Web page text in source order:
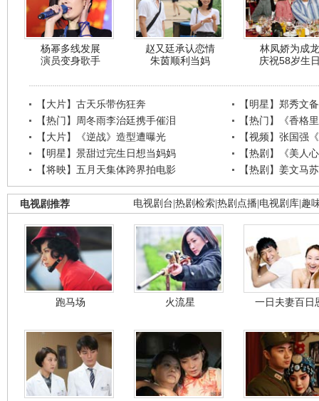
杨幂多线发展
演员变身歌手
赵又廷承认恋情
朱茵顺利当妈
林凤娇为成龙
庆祝58岁生
【大片】古天乐带伤狂奔
【明星】郑秀文
【热门】周冬雨李治廷携手催泪
【热门】《香格
【大片】《逆战》造型遭曝光
【视频】张国强
【明星】景甜过完生日想当妈妈
【热剧】《美人
【将映】五月天集体跨界拍电影
【热剧】姜文马
电视剧台 热剧检索 热剧点播 电视剧库 趣
电视剧推荐
跑马场 火流星 一日夫妻百日